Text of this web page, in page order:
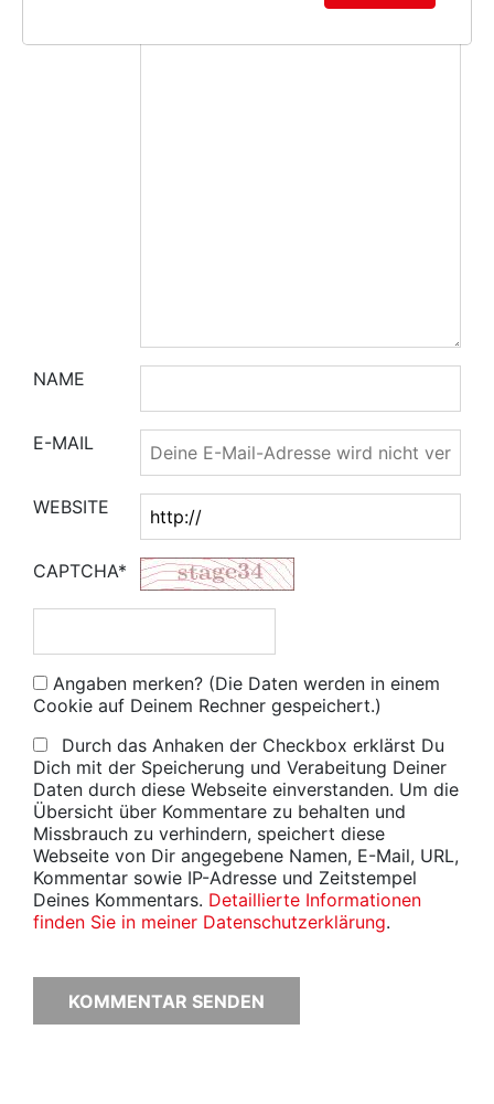
NAME
E-MAIL
WEBSITE
CAPTCHA*
Angaben merken? (Die Daten werden in einem
Cookie auf Deinem Rechner gespeichert.)
Durch das Anhaken der Checkbox erklärst Du
Dich mit der Speicherung und Verabeitung Deiner
Daten durch diese Webseite einverstanden. Um die
Übersicht über Kommentare zu behalten und
Missbrauch zu verhindern, speichert diese
Webseite von Dir angegebene Namen, E-Mail, URL,
Kommentar sowie IP-Adresse und Zeitstempel
Deines Kommentars. Detaillierte Informationen
finden Sie in meiner Datenschutzerklärung.